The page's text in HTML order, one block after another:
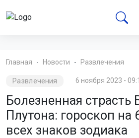
Главная Новости Развлечения
Развлечения 6 ноября 2023 -
Болезненная страсть
Плутона: гороскоп на
всех знаков зодиака